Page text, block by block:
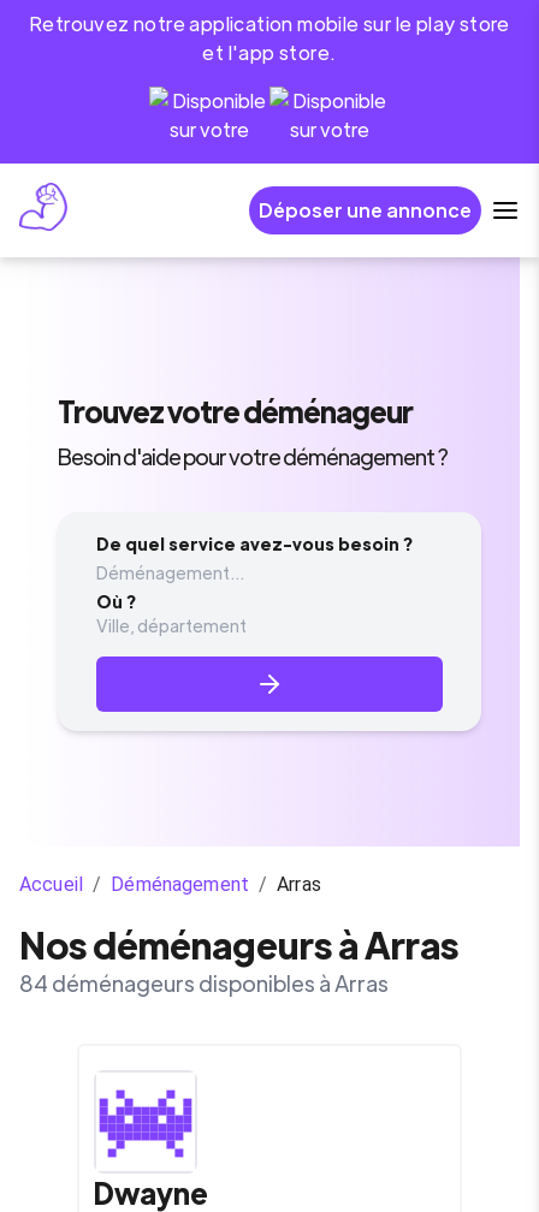
Retrouvez notre application mobile sur le play store
et l'app store.
Déposer une annonce
Trouvezvotre déménageur
Besoin d'aide pour votre déménagement ?
De quel service avez-vous besoin ?
Déménagement...
Où ?
Accueil / Déménagement / Arras
Nos déménageurs à Arras
84 déménageurs disponibles à Arras
Dwayne